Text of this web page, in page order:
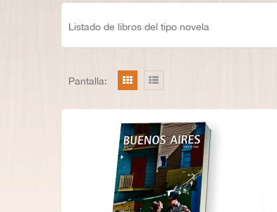
Listado de libros del tipo novela
Pantalla: